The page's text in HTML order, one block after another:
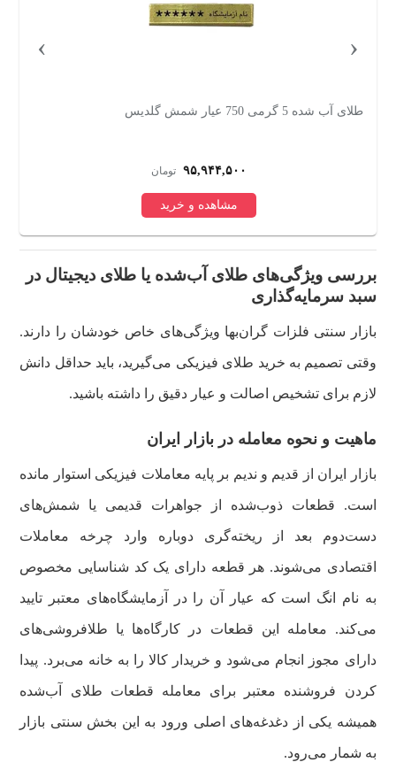
طلای آب شده 5 گرمی 750 عیار شمش گلدیس
۹۵,۹۴۴,۵۰۰ تومان
مشاهده و خرید
‹
›
بررسی ویژگی‌های طلای آب‌شده یا طلای دیجیتال در
سبد سرمایه‌گذاری
بازار سنتی فلزات گران‌بها ویژگی‌های خاص خودشان را دارند.
وقتی تصمیم به خرید طلای فیزیکی می‌گیرید، باید حداقل دانش
لازم برای تشخیص اصالت و عیار دقیق را داشته باشید.
ماهیت و نحوه معامله در بازار ایران
بازار ایران از قدیم و ندیم بر پایه معاملات فیزیکی استوار مانده
است. قطعات ذوب‌شده از جواهرات قدیمی یا شمش‌های
دست‌دوم بعد از ریخته‌گری دوباره وارد چرخه معاملات
اقتصادی می‌شوند. هر قطعه دارای یک کد شناسایی مخصوص
به نام انگ است که عیار آن را در آزمایشگاه‌های معتبر تایید
می‌کند. معامله این قطعات در کارگاه‌ها یا طلافروشی‌های
دارای مجوز انجام می‌شود و خریدار کالا را به خانه می‌برد. پیدا
کردن فروشنده معتبر برای معامله قطعات طلای آب‌شده
همیشه یکی از دغدغه‌های اصلی ورود به این بخش سنتی بازار
به شمار می‌رود.